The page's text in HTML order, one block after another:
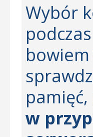
Wybór
w